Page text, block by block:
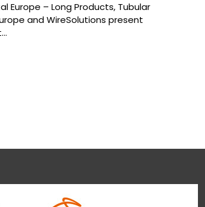
Europe – Long Products, Tubular
and WireSolutions present